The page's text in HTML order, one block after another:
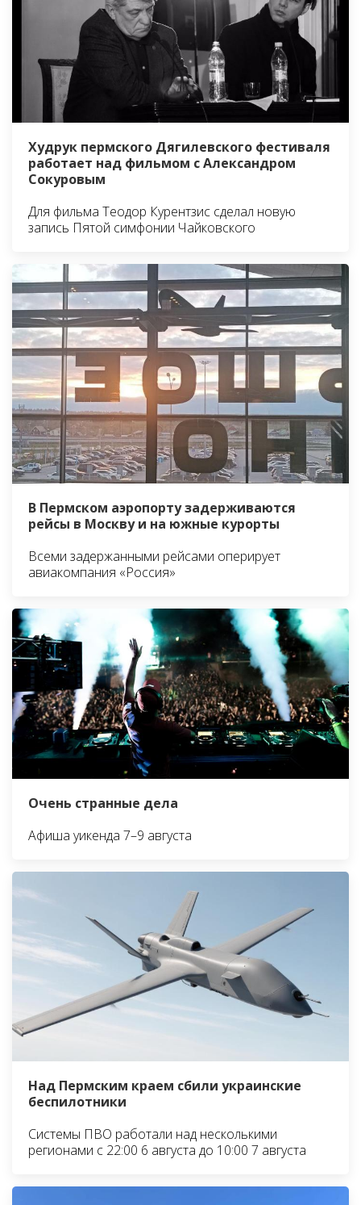
Худрук пермского Дягилевского фестиваля
работает над фильмом с Александром
Сокуровым
Для фильма Теодор Курентзис сделал новую
запись Пятой симфонии Чайковского
В Пермском аэропорту задерживаются
рейсы в Москву и на южные курорты
Всеми задержанными рейсами оперирует
авиакомпания «Россия»
Очень странные дела
Афиша уикенда 7–9 августа
Над Пермским краем сбили украинские
беспилотники
Системы ПВО работали над несколькими
регионами с 22:00 6 августа до 10:00 7 августа